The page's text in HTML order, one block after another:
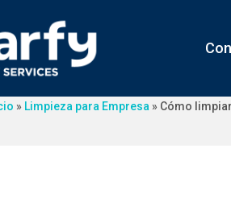
» Limpieza para Empresa » Cómo